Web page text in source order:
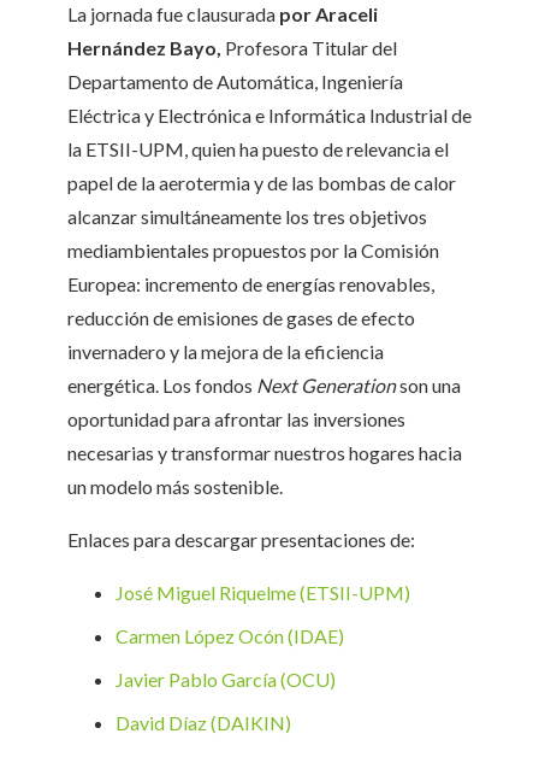
La jornada fue clausurada por Araceli
Hernández Bayo, Profesora Titular del
Departamento de Automática, Ingeniería
Eléctrica y Electrónica e Informática Industrial de
la ETSII-UPM, quien ha puesto de relevancia el
papel de la aerotermia y de las bombas de calor
alcanzar simultáneamente los tres objetivos
mediambientales propuestos por la Comisión
Europea: incremento de energías renovables,
reducción de emisiones de gases de efecto
invernadero y la mejora de la eficiencia
energética. Los fondos Next Generationson una
oportunidad para afrontar las inversiones
necesarias y transformar nuestros hogares hacia
un modelo más sostenible.
Enlaces para descargar presentaciones de:
José Miguel Riquelme (ETSII-UPM)
Carmen López Ocón (IDAE)
Javier Pablo García (OCU)
David Díaz (DAIKIN)